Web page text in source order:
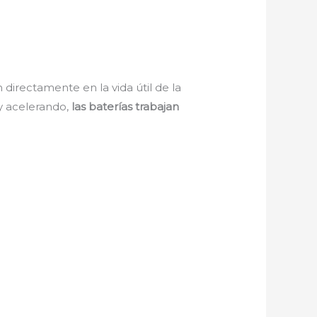
directamente en la vida útil de la
acelerando, las baterías trabajan